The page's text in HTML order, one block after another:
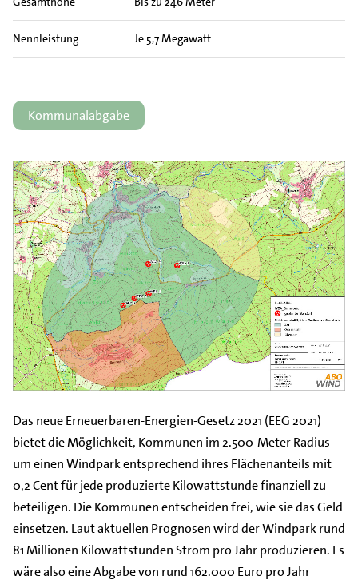
Nennleistung Je 5,7 Megawatt
Kommunalabgabe
Das neue Erneuerbaren-Energien-Gesetz 2021 (EEG 2021)
bietet die Möglichkeit, Kommunen im 2.500-Meter Radius
um einen Windpark entsprechend ihres Flächenanteils mit
0,2 Cent für jede produzierte Kilowattstunde finanziell zu
beteiligen. Die Kommunen entscheiden frei, wie sie das Geld
einsetzen. Laut aktuellen Prognosen wird der Windpark rund
81 Millionen Kilowattstunden Strom pro Jahr produzieren. Es
wäre also eine Abgabe von rund 162.000 Euro pro Jahr